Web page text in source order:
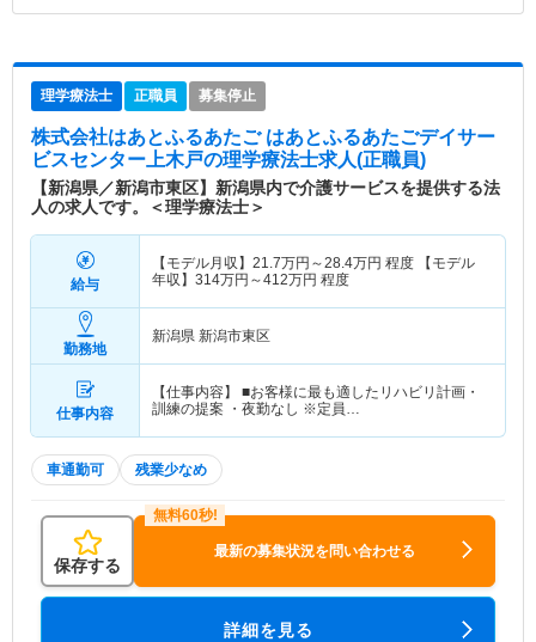
理学療法士 正職員 募集停止
株式会社はあとふるあたご はあとふるあたごデイサー
ビスセンター上木戸の理学療法士求人(正職員)
【新潟県／新潟市東区】新潟県内で介護サービスを提供する法
人の求人です。＜理学療法士＞
給与
【モデル月収】 21.7万円～28.4万円 程度 【モデル
年収】 314万円～412万円 程度
勤務地
新潟県 新潟市東区
仕事内容
【仕事内容】 ■お客様に最も適したリハビリ計画・
訓練の提案 ・夜勤なし ※定員…
車通勤可 残業少なめ
保存する
最新の募集状況を問い合わせる
詳細を見る